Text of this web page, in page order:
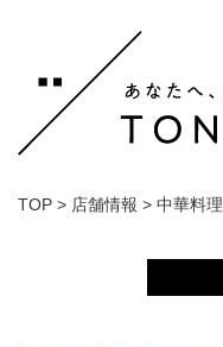
TOP > 店舗情報 > 中華料理